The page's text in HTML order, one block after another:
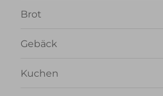
Brot
Gebäck
Kuchen